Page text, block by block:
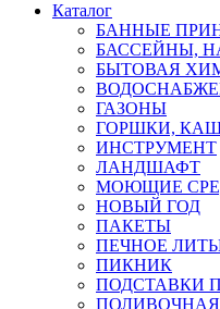
Каталог
БАННЫЕ
БАССЕЙНЫ,
БЫТОВАЯ
ГАЗОНЫ
ГОРШКИ,
ИНСТРУМЕНТ
ЛАНДШАФТ
МОЮЩИЕ
НОВЫЙ ГОД
ПАКЕТЫ
ПЕЧНОЕ
ПИКНИК
ПОДСТАВКИ
ПОЛИВОЧНАЯ